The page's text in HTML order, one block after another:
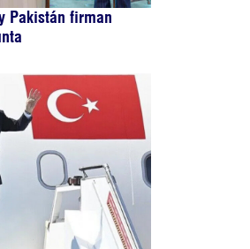
Pakistán firman